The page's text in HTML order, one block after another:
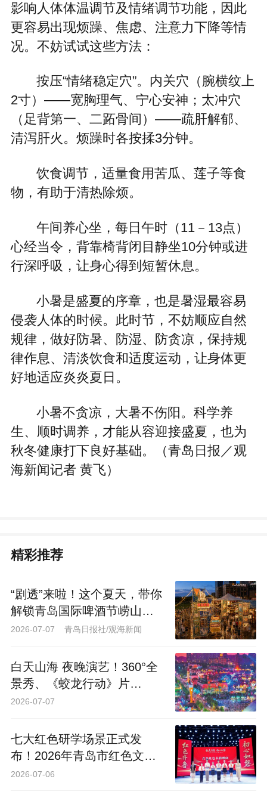
影响人体体温调节及情绪调节功能，因此
更容易出现烦躁、焦虑、注意力下降等情
况。不妨试试这些方法：
按压“情绪稳定穴”。内关穴（腕横纹上
2寸）——宽胸理气、宁心安神；太冲穴
（足背第一、二跖骨间）——疏肝解郁、
清泻肝火。烦躁时各按揉3分钟。
饮食调节，适量食用苦瓜、莲子等食
物，有助于清热除烦。
午间养心坐，每日午时（11－13点）
心经当令，背靠椅背闭目静坐10分钟或进
行深呼吸，让身心得到短暂休息。
小暑是盛夏的序章，也是暑湿最容易
侵袭人体的时候。此时节，不妨顺应自然
规律，做好防暑、防湿、防贪凉，保持规
律作息、清淡饮食和适度运动，让身体更
好地适应炎炎夏日。
小暑不贪凉，大暑不伤阳。科学养
生、顺时调养，才能从容迎接盛夏，也为
秋冬健康打下良好基础。（青岛日报／观
海新闻记者 黄飞）
精彩推荐
“剧透”来啦！这个夏天，带你
解锁青岛国际啤酒节崂山会
场的N种玩法
2026-07-07 青岛日报社/观海新闻
白天山海 夜晚演艺！360°全
景秀、《蛟龙行动》片
场……80多项体验青岛西海
2026-07-07
七大红色研学场景正式发
布！2026年青岛市红色文化
主题月盛大启动
2026-07-06